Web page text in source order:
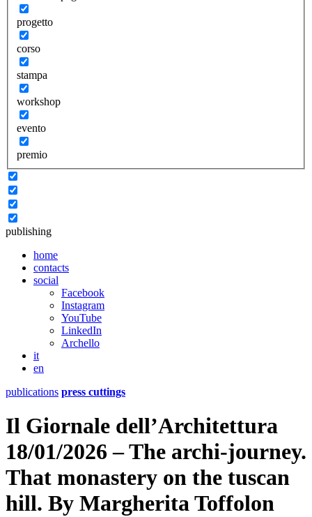
progetto
corso
stampa
workshop
evento
premio
publishing
home
contacts
social
Facebook
Instagram
YouTube
LinkedIn
Archello
it
en
publications press cuttings
Il Giornale dell’Architettura
18/01/2026 – The archi-journey.
That monastery on the tuscan
hill. By Margherita Toffolon